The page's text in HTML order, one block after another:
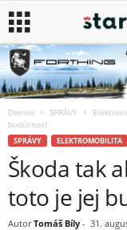
Domov SPRÁVY
budúcnosť
SPRÁVY ELEKTROMOBILITA
Škoda tak
toto je jej
Autor Tomáš Bíly - 31.